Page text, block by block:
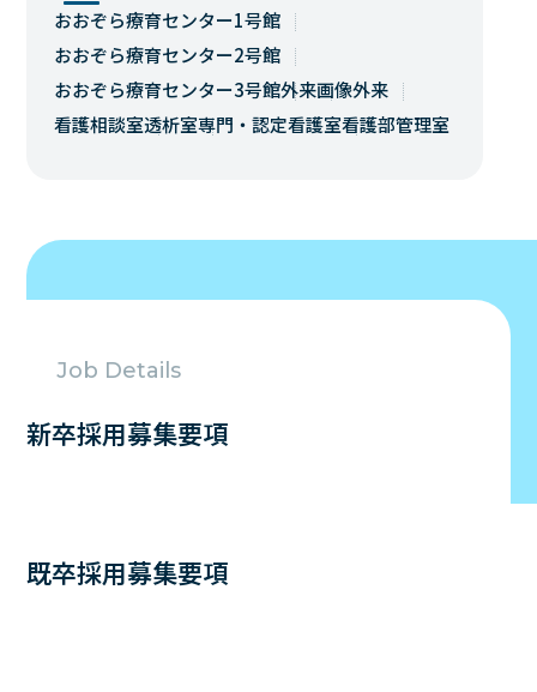
おおぞら療育センター1号館
おおぞら療育センター2号館
おおぞら療育センター3号館外来画像外来
看護相談室透析室専門・認定看護室看護部管理室
Job Details
新卒採用募集要項
既卒採用募集要項